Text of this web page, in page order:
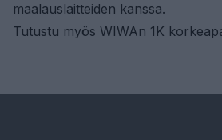
maalauslaitteiden kanssa.
Tutustu myös WIWAn 1K